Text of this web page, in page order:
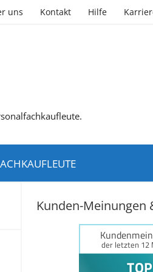
uns Kontakt Hilfe
Kunden-Meinungen